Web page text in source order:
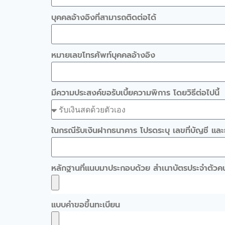
บุคคลอ้างอิงที่สามารถติดต่อได้
หมายเลขโทรศัพท์บุคคลอ้างอิง
มีความประสงค์ขอรับเบี้ยความพิการ โดยวิธีต่อไปนี้
ในกรณีรับเงินฝากธนาคาร โปรดระบุ เลขที่บัญชี แล
หลักฐานที่แนบมาประกอบด้วย สำเนาบัตรประจำตัว
แบบคำขอขึ้นทะเบียน